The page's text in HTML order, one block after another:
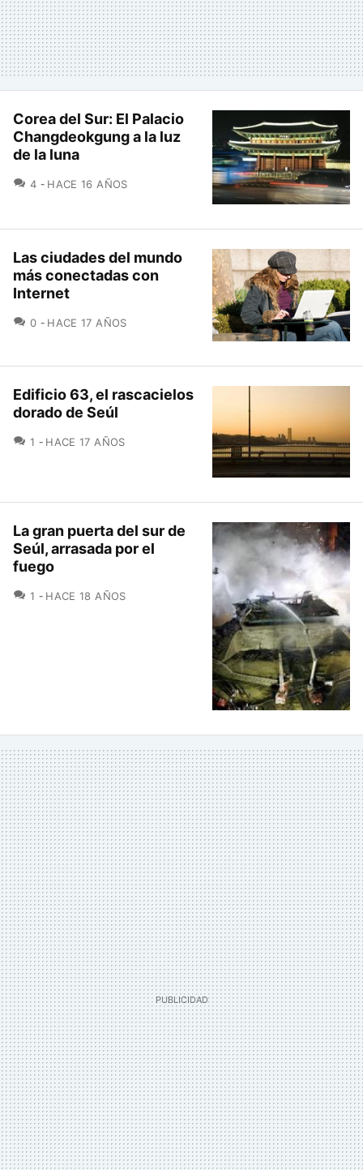
Corea del Sur: El Palacio
Changdeokgung a la luz
de la luna
4 COMENTARIOS
HACE 16 AÑOS
Las ciudades del mundo
más conectadas con
Internet
0 COMENTARIOS
HACE 17 AÑOS
Edificio 63, el rascacielos
dorado de Seúl
1 COMENTARIOS
HACE 17 AÑOS
La gran puerta del sur de
Seúl, arrasada por el
fuego
1 COMENTARIOS
HACE 18 AÑOS